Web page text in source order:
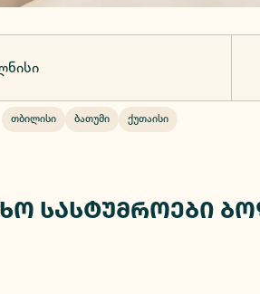
თბილისი ბათუმი ქუთაისი
სასტუმროები